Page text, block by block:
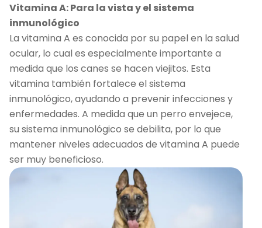
Vitamina A: Para la vista y el sistema
inmunológico
La vitamina A es conocida por su papel en la salud
ocular, lo cual es especialmente importante a
medida que los canes se hacen viejitos. Esta
vitamina también fortalece el sistema
inmunológico, ayudando a prevenir infecciones y
enfermedades. A medida que un perro envejece,
su sistema inmunológico se debilita, por lo que
mantener niveles adecuados de vitamina A puede
ser muy beneficioso.